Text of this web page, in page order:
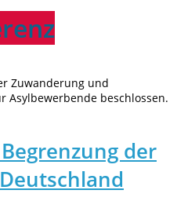
Zuwanderung und
Asylbewerbende beschlossen.
der